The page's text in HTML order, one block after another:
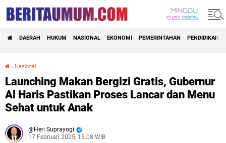
MINGGU
9 08 2026
DAERAH HUKUM NASIONAL EKONOMI PEMERINTAHAN PENDIDIKAN
› Nasional
Launching Makan Bergizi Gratis, Gubernur
Al Haris Pastikan Proses Lancar dan Menu
Sehat untuk Anak
Heri Suprayogi
17 Februari 2025, 15.08 WIB